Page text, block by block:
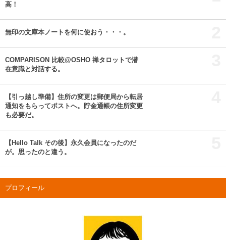
高！
無印の文庫本ノートを何に使おう・・・。
COMPARISON 比較@OSHO 禅タロットで潜
在意識と対話する。
【引っ越し準備】住所の変更は郵便局から転居
通知をもらってポストへ。貯金通帳の住所変更
も必要だ。
【Hello Talk その後】永久会員になったのだ
が。思ったのと違う。
プロフィール